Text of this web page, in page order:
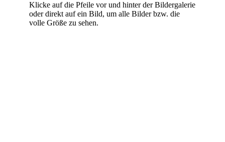
Klicke auf die Pfeile vor und hinter der Bildergalerie
oder direkt auf ein Bild, um alle Bilder bzw. die
volle Größe zu sehen.